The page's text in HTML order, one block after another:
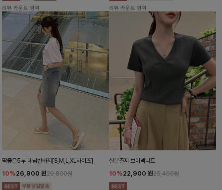
리뷰 카운트 영역 리뷰 카운트 영역
딱좋은5부 데님반바지[S,M,L,XL사이즈]
10%26,900 원29,800원
샬븐골지 브이넥니트
10%22,900 원25,400원